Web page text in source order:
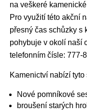
na veškeré
Pro využití této akční
přesný čas schůzky s
pohybuje v okolí naší
telefonním čísle: 777-
Kamenictví nabízí tyto
Nové pomníkové
broušení starých